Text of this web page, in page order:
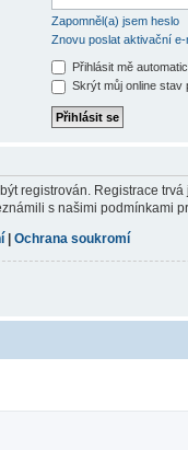
Zapomněl(a) jsem heslo
Znovu poslat aktivační e-
Přihlásit mě
Skrýt můj online stav
registrován. Registrace
s našimi podmínkami
Ochrana soukromí